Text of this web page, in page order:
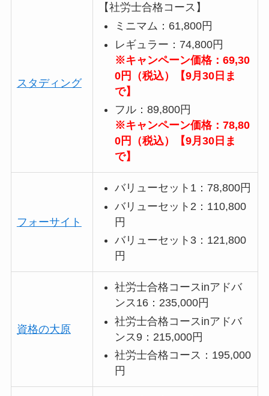
スタディング
【社労士合格コース】
ミニマム：61,800円
レギュラー：74,800円
※キャンペーン価格：69,30
0円（税込）【9月30日ま
で】
フル：89,800円
※キャンペーン価格：78,80
0円（税込）【9月30日ま
で】
フォーサイト
バリューセット1：78,800円
バリューセット2：110,800
円
バリューセット3：121,800
円
資格の大原
社労士合格コースinアドバ
ンス16：235,000円
社労士合格コースinアドバ
ンス9：215,000円
社労士合格コース：195,000
円